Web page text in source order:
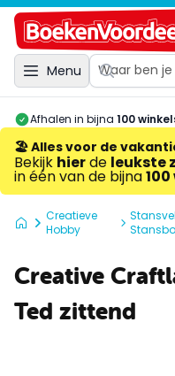
Menu
Afhalen in bijna 100
🏖️ Alles voor de
Bekijk hierde leukste
in één van de bijna
Creatieve
Hobby
Creative
Ted zittend